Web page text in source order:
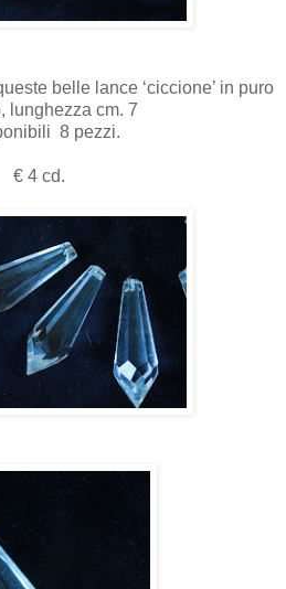
belle lance ‘ciccione’ in puro
lunghezza cm. 7
8 pezzi.
€ 4 cd.